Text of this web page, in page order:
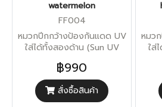
watermelon
FF004
หมวกปีกกว้างป้องกันแดด UV
ใส่ได้ทั้งสองด้าน (Sun UV
฿990
สั่งซื้อสินค้า
หมว
ใส่